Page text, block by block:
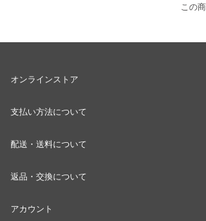
この
オンラインストア
支払い方法について
配送・送料について
返品・交換について
アカウント